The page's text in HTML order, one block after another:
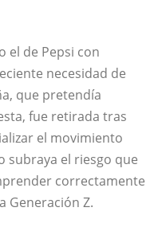
el de Pepsi con
necesidad de
que pretendía
fue retirada tras
el movimiento
subraya el riesgo que
correctamente
Generación Z.